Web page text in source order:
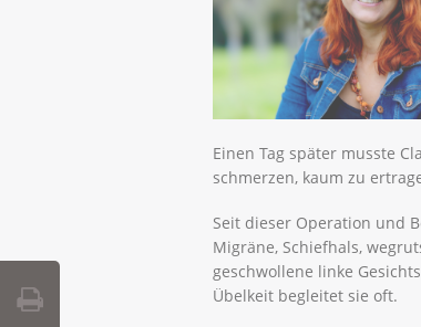
Einen Tag später musste
schmerzen, kaum zu
Seit dieser Operation und
Migräne, Schiefhals,
geschwollene linke
Übelkeit begleitet sie oft.